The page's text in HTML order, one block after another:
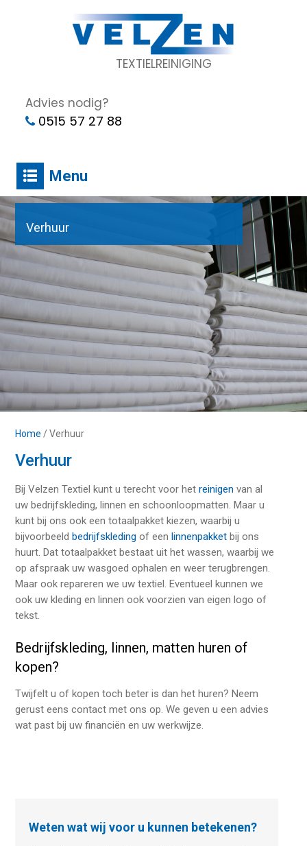
TEXTIELREINIGING
Advies nodig?
0515 57 27 88
Menu
Verhuur
Home /Verhuur
Verhuur
Bij Velzen Textiel kunt u terecht voor hetreinigen van al
uw bedrijfskleding, linnen en schoonloopmatten. Maar u
kunt bij ons ook een totaalpakket kiezen, waarbij u
bijvoorbeeldbedrijfskledingof eenlinnenpakket bij ons
huurt. Dat totaalpakket bestaat uit het wassen, waarbij we
op afspraak uw wasgoed ophalen en weer terugbrengen.
Maar ook repareren we uw textiel. Eventueel kunnen we
ook uw kleding en linnen ook voorzien van eigen logo of
tekst.
Bedrijfskleding, linnen, matten huren of
kopen?
Twijfelt u of kopen toch beter is dan het huren? Neem
gerust eens contact met ons op. We geven u een advies
wat past bij uw financiën en uw werkwijze.
Weten wat wij voor u kunnen betekenen?